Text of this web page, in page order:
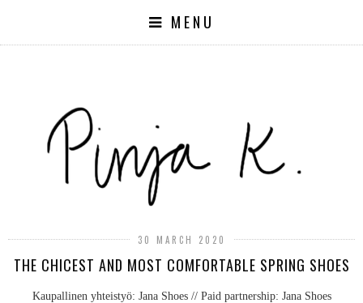
MENU
30 MARCH 2020
THE CHICEST AND MOST COMFORTABLE SPRING SHOES
Kaupallinen yhteistyö: Jana Shoes // Paid partnership: Jana Shoes